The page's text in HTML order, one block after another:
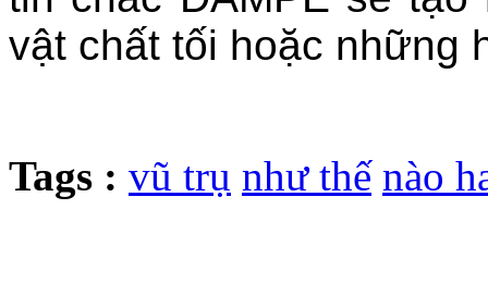
vật chất tối hoặc những
Tags : vũ trụ như thế nào